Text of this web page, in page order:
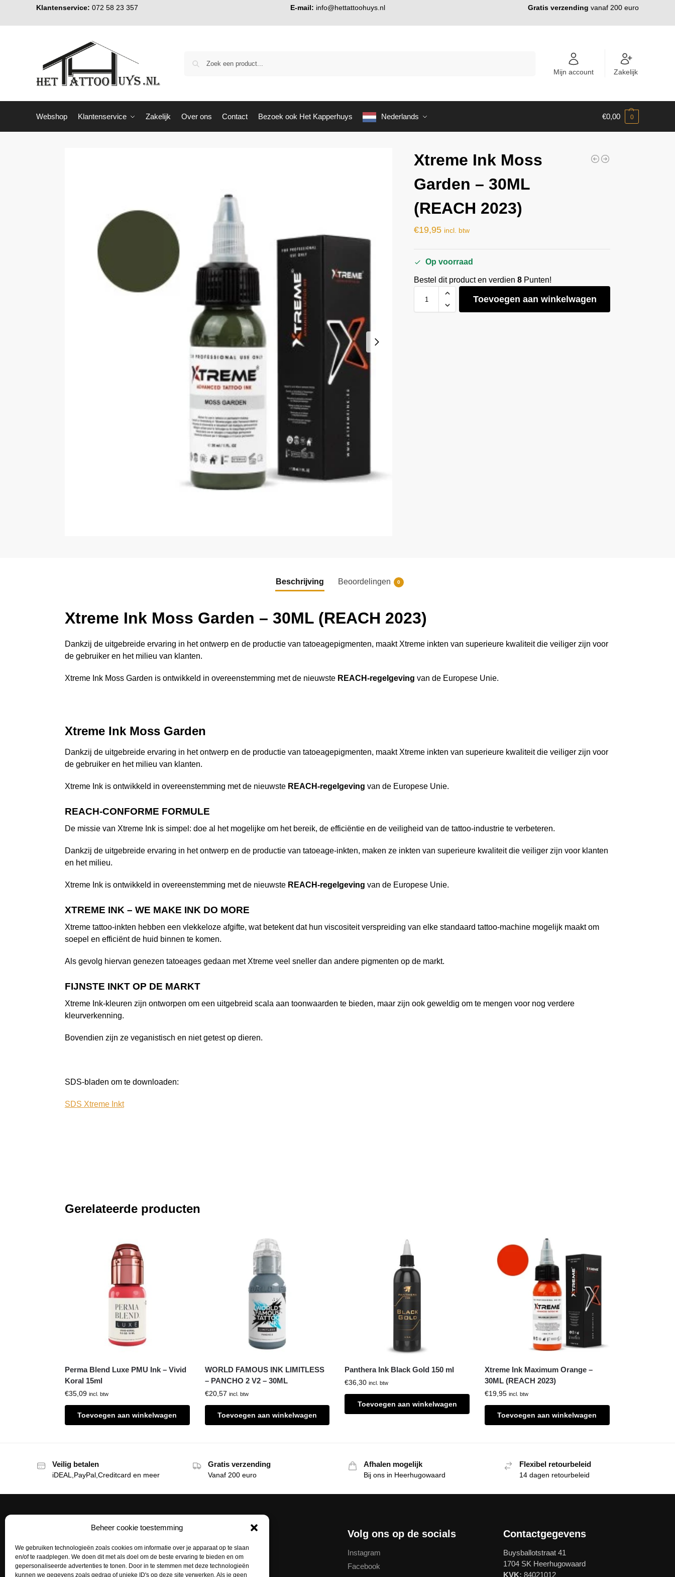
Beheer cookie toestemming
We gebruiken technologieën zoals cookies om informatie over je apparaat op te slaan
en/of te raadplegen. We doen dit met als doel om de beste ervaring te bieden en om
gepersonaliseerde advertenties te tonen. Door in te stemmen met deze technologieën
kunnen we gegevens zoals gedrag of unieke ID's op deze site verwerken. Als je geen
Klantenservice: 072 58 23 357 E-mail: info@hettattoohuys.nl Gratis verzending vanaf 200 euro
Mijn account Zakelijk
Webshop Klantenservice Zakelijk Over ons Contact Bezoek ook Het Kapperhuys Nederlands €0,00 0
Xtreme Ink Moss
Garden – 30ML
(REACH 2023)
€19,95 incl. btw
Op voorraad
Bestel dit product en verdien8 Punten!
Toevoegen aan winkelwagen
Beschrijving Beoordelingen 0
Xtreme Ink Moss Garden – 30ML (REACH 2023)
Dankzij de uitgebreide ervaring in het ontwerp en de productie van tatoeagepigmenten, maakt Xtreme inkten van superieure kwaliteit die veiliger zijn voor
de gebruiker en het milieu van klanten.
Xtreme Ink Moss Garden is ontwikkeld in overeenstemming met de nieuwste REACH-regelgeving van de Europese Unie.
Xtreme Ink Moss Garden
Dankzij de uitgebreide ervaring in het ontwerp en de productie van tatoeagepigmenten, maakt Xtreme inkten van superieure kwaliteit die veiliger zijn voor
de gebruiker en het milieu van klanten.
Xtreme Ink is ontwikkeld in overeenstemming met de nieuwste REACH-regelgeving van de Europese Unie.
REACH-CONFORME FORMULE
De missie van Xtreme Ink is simpel: doe al het mogelijke om het bereik, de efficiëntie en de veiligheid van de tattoo-industrie te verbeteren.
Dankzij de uitgebreide ervaring in het ontwerp en de productie van tatoeage-inkten, maken ze inkten van superieure kwaliteit die veiliger zijn voor klanten
en het milieu.
Xtreme Ink is ontwikkeld in overeenstemming met de nieuwste REACH-regelgeving van de Europese Unie.
XTREME INK – WE MAKE INK DO MORE
Xtreme tattoo-inkten hebben een vlekkeloze afgifte, wat betekent dat hun viscositeit verspreiding van elke standaard tattoo-machine mogelijk maakt om
soepel en efficiënt de huid binnen te komen.
Als gevolg hiervan genezen tatoeages gedaan met Xtreme veel sneller dan andere pigmenten op de markt.
FIJNSTE INKT OP DE MARKT
Xtreme Ink-kleuren zijn ontworpen om een uitgebreid scala aan toonwaarden te bieden, maar zijn ook geweldig om te mengen voor nog verdere
kleurverkenning.
Bovendien zijn ze veganistisch en niet getest op dieren.
SDS-bladen om te downloaden:
SDS Xtreme Inkt
Gerelateerde producten
Perma Blend Luxe PMU Ink – Vivid
Koral 15ml
€35,09 incl. btw
Toevoegen aan winkelwagen
WORLD FAMOUS INK LIMITLESS
– PANCHO 2 V2 – 30ML
€20,57 incl. btw
Toevoegen aan winkelwagen
Panthera Ink Black Gold 150 ml
€36,30 incl. btw
Toevoegen aan winkelwagen
Xtreme Ink Maximum Orange –
30ML (REACH 2023)
€19,95 incl. btw
Toevoegen aan winkelwagen
Veilig betalen
iDEAL,PayPal,Creditcard en meer
Gratis verzending
Vanaf 200 euro
Afhalen mogelijk
Bij ons in Heerhugowaard
Flexibel retourbeleid
14 dagen retourbeleid
Het Tattoohuys
Een complete inrichting voor je
tattoostudio uitzoeken of het aanvullen
van je voorraad tattoo supplies: het kan
Klantenservice
Bestellen
Betaalmethodes
Volg ons op de socials
Instagram
Facebook
Contactgegevens
Buysballotstraat 41
1704 SK Heerhugowaard
KVK: 84021012